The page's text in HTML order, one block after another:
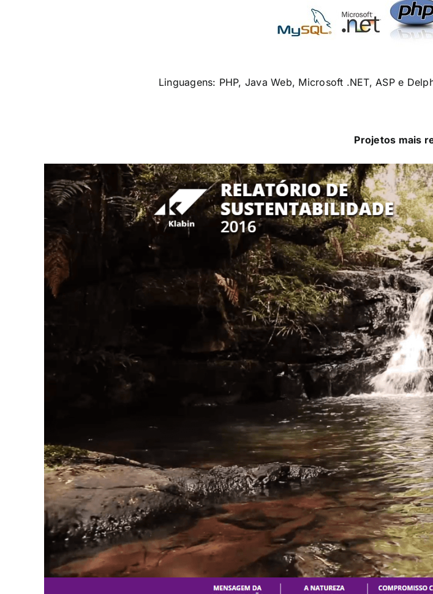
Linguagens: PHP, Java Web, Microsoft .NET, ASP e
Projetos mais